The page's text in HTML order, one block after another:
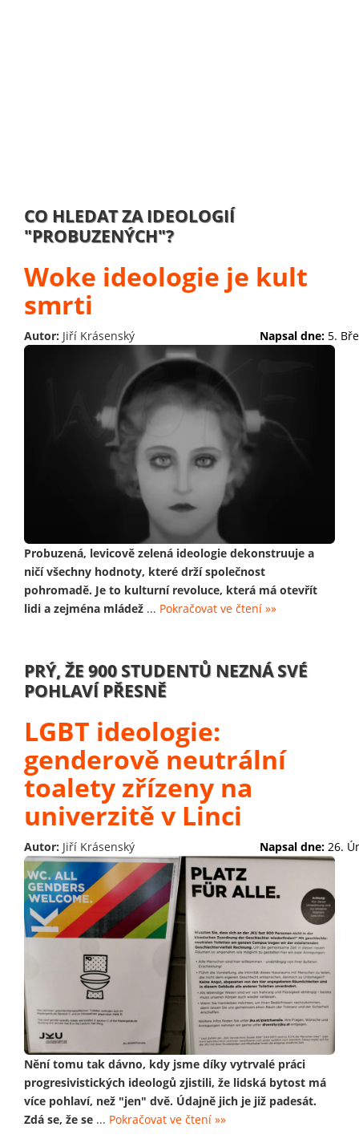
CO HLEDAT ZA IDEOLOGIÍ
"PROBUZENÝCH"?
Woke ideologie je kult
smrti
Autor: Jiří Krásenský Napsal dne: 5.
Probuzená, levicově zelená ideologie dekonstruuje a
ničí všechny hodnoty, které drží společnost
pohromadě. Je to kulturní revoluce, která má otevřít
lidi a zejména mládež ... Pokračovat ve čtení »»
PRÝ, ŽE 900 STUDENTŮ NEZNÁ SVÉ
POHLAVÍ PŘESNĚ
LGBT ideologie:
genderově neutrální
toalety zřízeny na
univerzitě v Linci
Autor: Jiří Krásenský Napsal dne: 26.
Nění tomu tak dávno, kdy jsme díky vytrvalé práci
progresivistických ideologů zjistili, že lidská bytost má
více pohlaví, než "jen" dvě. Údajně jich je již padesát.
Zdá se, že se ... Pokračovat ve čtení »»